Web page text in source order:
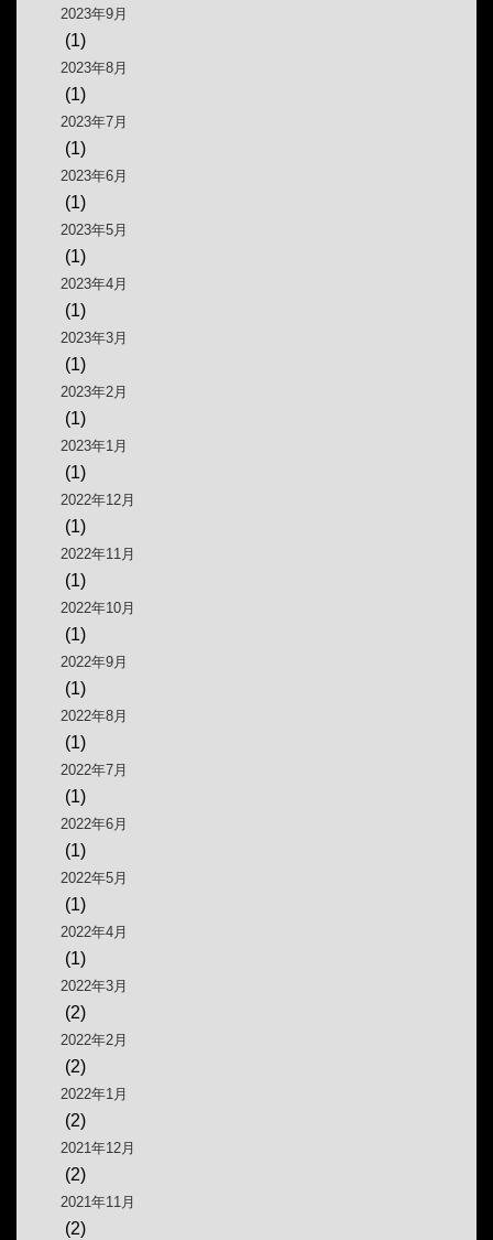
2023年9月
(1)
2023年8月
(1)
2023年7月
(1)
2023年6月
(1)
2023年5月
(1)
2023年4月
(1)
2023年3月
(1)
2023年2月
(1)
2023年1月
(1)
2022年12月
(1)
2022年11月
(1)
2022年10月
(1)
2022年9月
(1)
2022年8月
(1)
2022年7月
(1)
2022年6月
(1)
2022年5月
(1)
2022年4月
(1)
2022年3月
(2)
2022年2月
(2)
2022年1月
(2)
2021年12月
(2)
2021年11月
(2)